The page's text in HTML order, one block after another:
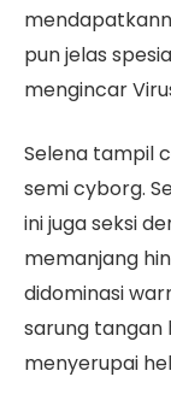
pun jelas
mengincar
Selena tampil
semi cyborg.
ini juga seksi
memanjang
didominasi
sarung tangan
menyerupai